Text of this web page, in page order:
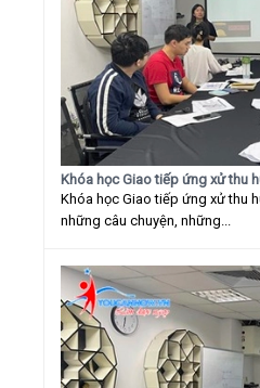
Khóa học Giao tiếp ứng xử thu
Khóa học Giao tiếp ứng xử thu
những câu chuyện, những...